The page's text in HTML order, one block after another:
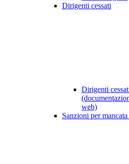
Dirigenti cessati
Dirigenti
web)
Sanzioni per